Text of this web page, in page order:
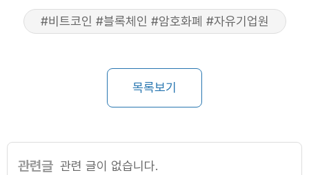
#비트코인 #블록체인 #암호화폐 #자유기업원
목록보기
관련글 관련 글이 없습니다.